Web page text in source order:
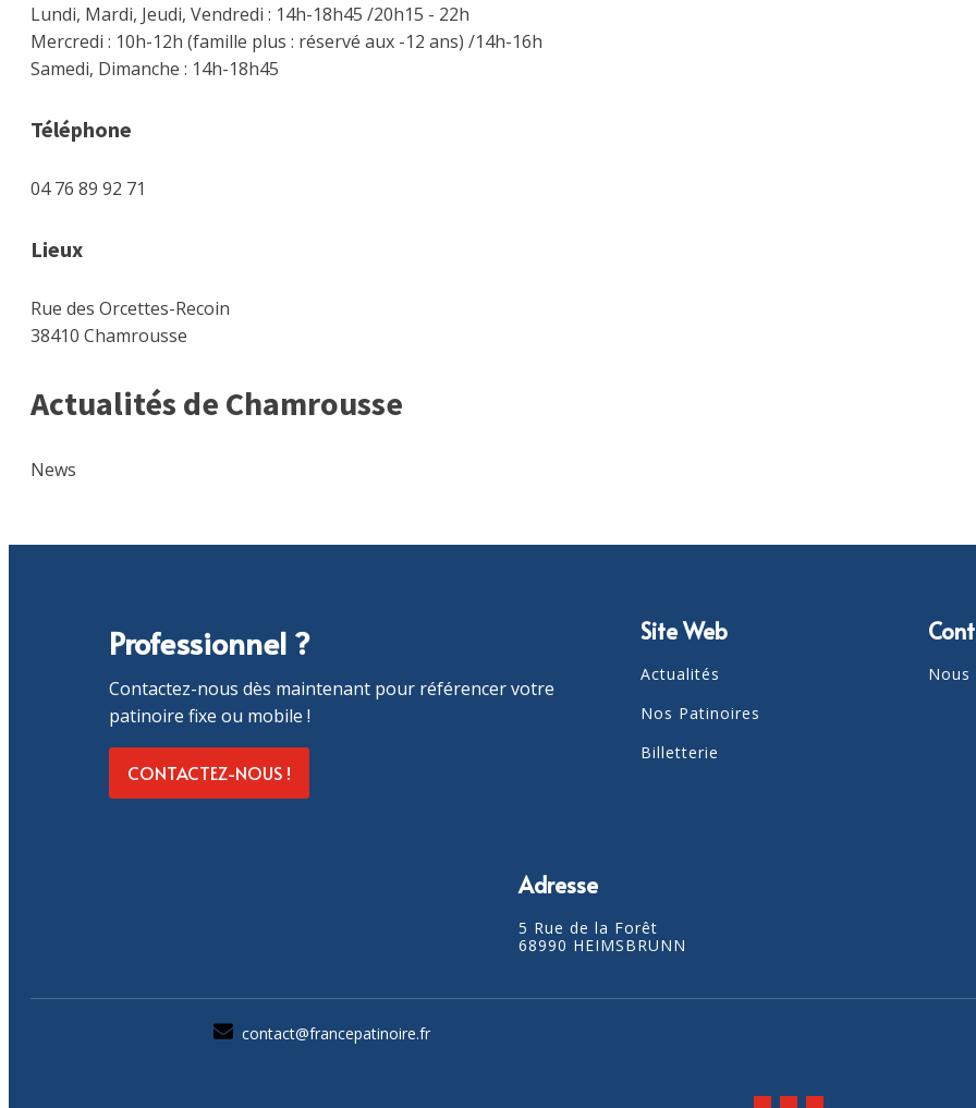
Lundi, Mardi, Jeudi, Vendredi : 14h-18h45 /20h15 - 22h
Mercredi : 10h-12h (famille plus : réservé aux -12 ans) /14h-16h
Samedi, Dimanche : 14h-18h45
Téléphone
04 76 89 92 71
Lieux
Rue des Orcettes-Recoin
38410 Chamrousse
Actualités de Chamrousse
News
Professionnel ?
Contactez-nous dès maintenant pour référencer votre
patinoire fixe ou mobile !
CONTACTEZ-NOUS !
Site Web
Actualités
Nos Patinoires
Billetterie
Nous
Adresse
5 Rue de la Forêt
68990 HEIMSBRUNN
contact@francepatinoire.fr